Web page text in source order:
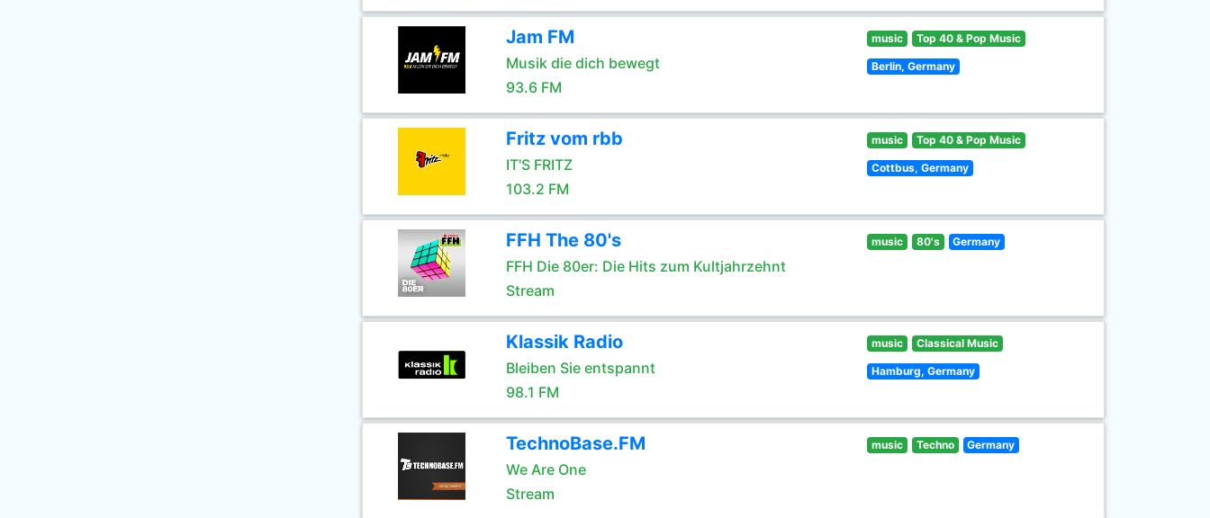
Jam FM
Musik die dich bewegt
93.6 FM
music Top 40 & Pop Music
Berlin, Germany
Fritz vom rbb
IT'S FRITZ
103.2 FM
music Top 40 & Pop Music
Cottbus, Germany
FFH The 80's
FFH Die 80er: Die Hits zum Kultjahrzehnt
Stream
music 80's Germany
Klassik Radio
Bleiben Sie entspannt
98.1 FM
music Classical Music
Hamburg, Germany
TechnoBase.FM
We Are One
Stream
music Techno Germany